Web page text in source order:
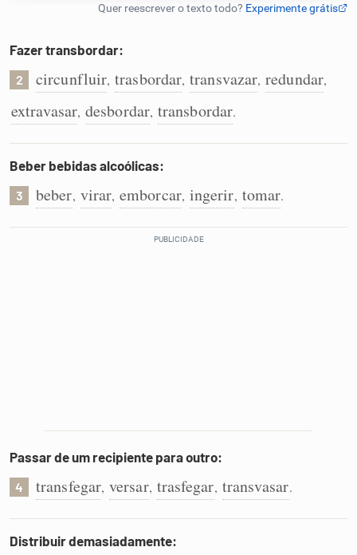
Cata-letras
Conexões
Caça-palavras
Dicionário
Fazer transbordar:
2 circunfluir, trasbordar, transvazar, redundar,
extravasar, desbordar, transbordar.
Beber bebidas alcoólicas:
3 beber, virar, emborcar, ingerir, tomar.
Passar de um recipiente para outro:
4 transfegar, versar, trasfegar, transvasar.
Distribuir demasiadamente: